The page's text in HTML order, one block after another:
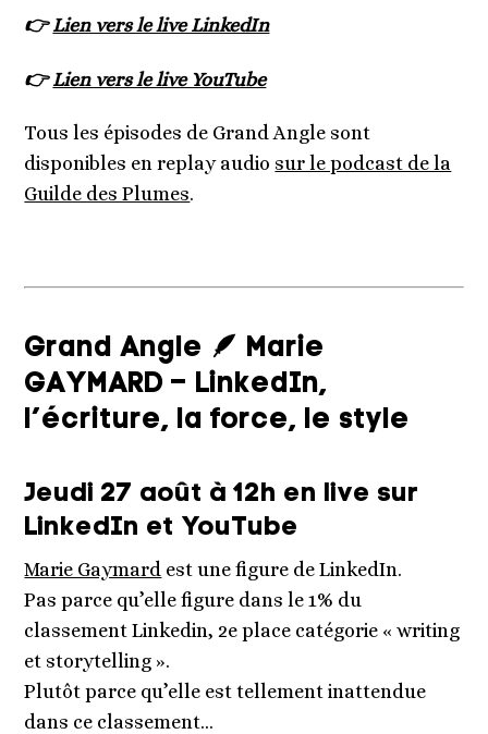
👉Lien vers le live LinkedIn
👉Lien vers le live YouTube
Tous les épisodes de Grand Angle sont
disponibles en replay audio sur le podcast de la
Guilde des Plumes.
Grand Angle 🪶 Marie
GAYMARD – LinkedIn,
l’écriture, la force, le style
Jeudi 27 août à 12h en live sur
LinkedIn et YouTube
Marie Gaymard est une figure de LinkedIn.
Pas parce qu’elle figure dans le 1% du
classement Linkedin, 2e place catégorie « writing
et storytelling ».
Plutôt parce qu’elle est tellement inattendue
dans ce classement…